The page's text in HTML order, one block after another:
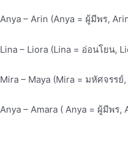
Anya – Arin (Anya = ผู้มีพร,
Lina – Liora (Lina = อ่อนโยน,
Mira – Maya (Mira = มหัศจรร
Anya – Amara ( Anya = ผู้มีพร,